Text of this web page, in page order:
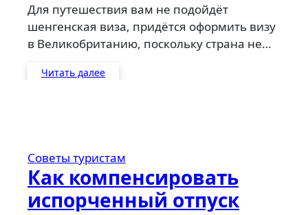
Для путешествия вам не подойдёт
шенгенская виза, придётся оформить визу
в Великобританию, поскольку страна не…
Читать далее
Советы туристам
Как компенсировать
испорченный отпуск